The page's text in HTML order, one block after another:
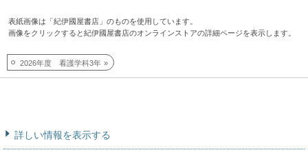
表紙画像は「紀伊國屋書店」のものを使用しています。
画像をクリックすると紀伊國屋書店のオンラインストアの詳細ページを表示します。
2026年度 看護学科3年
詳しい情報を表示する